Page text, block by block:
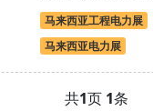
马来西亚工程电力展
马来西亚电力展
共1页 1条